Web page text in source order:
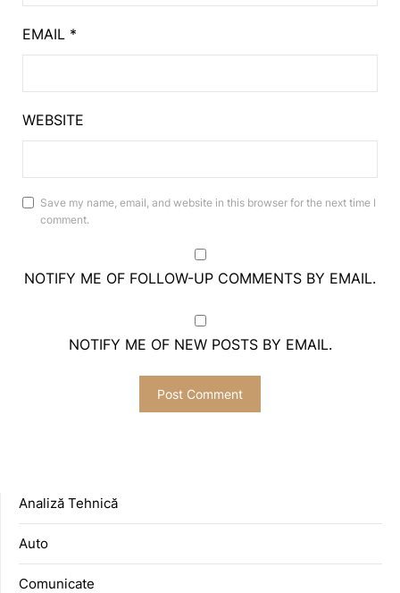
EMAIL *
WEBSITE
Save my name, email, and website in this browser for the next time I
comment.
NOTIFY ME OF FOLLOW-UP COMMENTS BY EMAIL.
NOTIFY ME OF NEW POSTS BY EMAIL.
Analiză Tehnică
Auto
Comunicate